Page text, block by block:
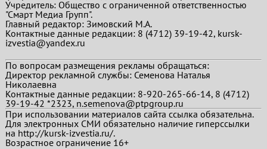
Учредитель: Общество с ограниченной ответственностью
"Смарт Медиа Групп".
Главный редактор:Зимовский М.А.
Контактные данные редакции: 8 (4712) 39-19-42, kursk-
izvestia@yandex.ru
По вопросам размещения рекламы обращаться:
Директор рекламной службы: Семенова Наталья
Николаевна
Контактные данные редакции: 8-920-265-66-14, 8 (4712)
39-19-42 *2323, n.semenova@ptpgroup.ru
При использовании материалов сайта ссылка обязательна.
Для электронных СМИ обязательно наличие гиперссылки
на http://kursk-izvestia.ru/.
Возрастное ограничение 16+